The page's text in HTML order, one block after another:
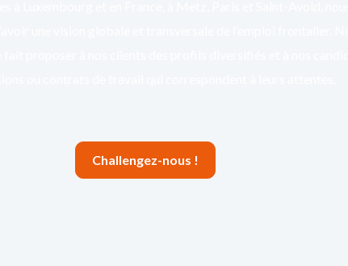
Challengez-nous !